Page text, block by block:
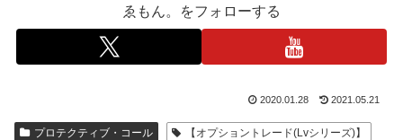
ゑもん。をフォローする
2020.01.28 2021.05.21
プロテクティブ・コール
【オプショントレード(Lvシリーズ)】